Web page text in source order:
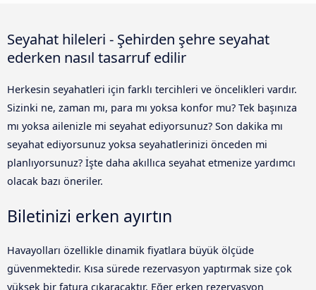
Seyahat hileleri - Şehirden şehre seyahat
ederken nasıl tasarruf edilir
Herkesin seyahatleri için farklı tercihleri ve öncelikleri vardır.
Sizinki ne, zaman mı, para mı yoksa konfor mu? Tek başınıza
mı yoksa ailenizle mi seyahat ediyorsunuz? Son dakika mı
seyahat ediyorsunuz yoksa seyahatlerinizi önceden mi
planlıyorsunuz? İşte daha akıllıca seyahat etmenize yardımcı
olacak bazı öneriler.
Biletinizi erken ayırtın
Havayolları özellikle dinamik fiyatlara büyük ölçüde
güvenmektedir. Kısa sürede rezervasyon yaptırmak size çok
yüksek bir fatura çıkaracaktır. Eğer erken rezervasyon